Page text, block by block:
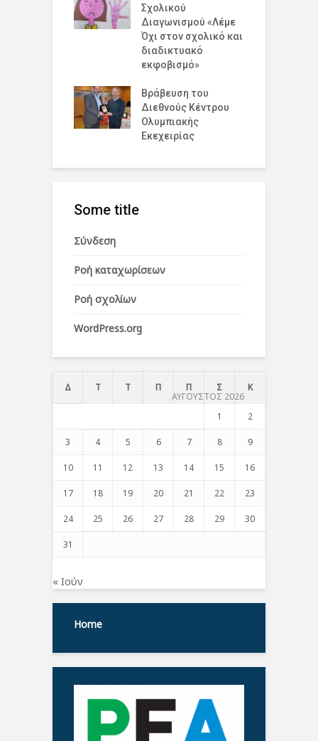
Σχολικού
Διαγωνισμού «Λέμε
Όχι στον σχολικό και
διαδικτυακό
εκφοβισμό»
Βράβευση του
Διεθνούς Κέντρου
Ολυμπιακής
Εκεχειρίας
Some title
Σύνδεση
Ροή καταχωρίσεων
Ροή σχολίων
WordPress.org
ΑΥΓΟΥΣΤΟΣ 2026
Δ Τ Τ Π Π Σ Κ
1 2
3 4 5 6 7 8 9
10 11 12 13 14 15 16
17 18 19 20 21 22 23
24 25 26 27 28 29 30
31
« Ιούν
Home